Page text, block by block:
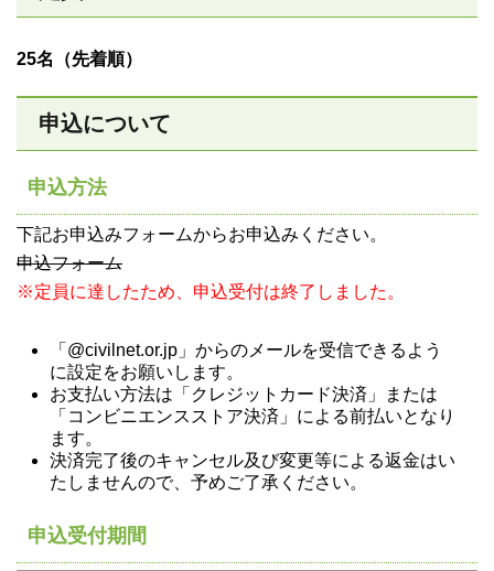
25名（先着順）
申込について
申込方法
下記お申込みフォームからお申込みください。
申込フォーム
※定員に達したため、申込受付は終了しました。
「@civilnet.or.jp」からのメールを受信できるよう
に設定をお願いします。
お支払い方法は「クレジットカード決済」または
「コンビニエンスストア決済」による前払いとなり
ます。
決済完了後のキャンセル及び変更等による返金はい
たしませんので、予めご了承ください。
申込受付期間